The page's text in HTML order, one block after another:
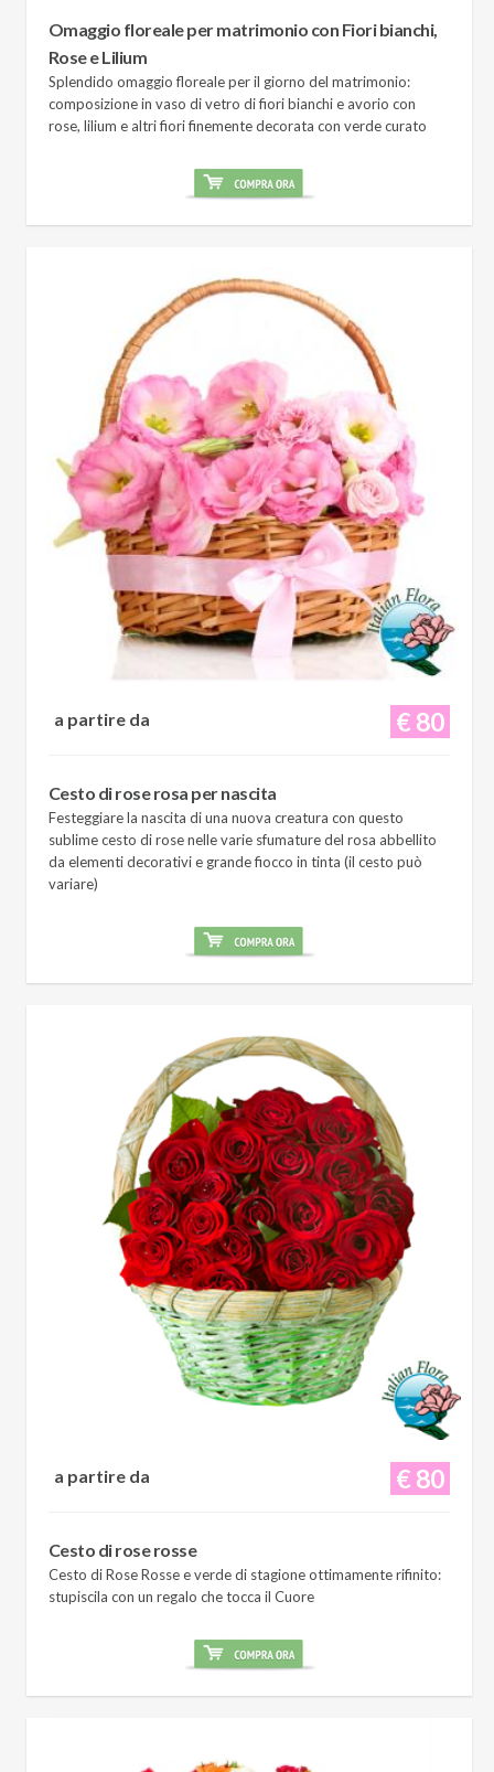
Omaggio floreale per matrimonio con Fiori bianchi,
Rose e Lilium
Splendido omaggio floreale per il giorno del matrimonio:
composizione in vaso di vetro di fiori bianchi e avorio con
rose, lilium e altri fiori finemente decorata con verde curato
€ 80
a partire da
Cesto di rose rosa per nascita
Festeggiare la nascita di una nuova creatura con questo
sublime cesto di rose nelle varie sfumature del rosa abbellito
da elementi decorativi e grande fiocco in tinta (il cesto può
variare)
€ 80
a partire da
Cesto di rose rosse
Cesto di Rose Rosse e verde di stagione ottimamente rifinito:
stupiscila con un regalo che tocca il Cuore